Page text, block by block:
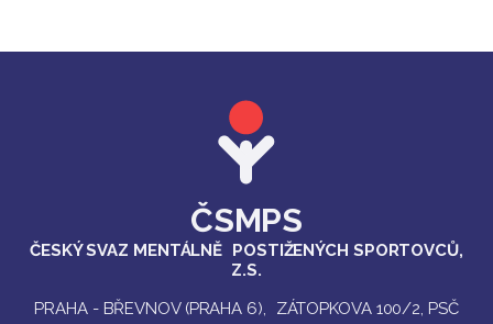
ČSMPS
ČESKÝ SVAZ MENTÁLNĚ POSTIŽENÝCH SPORTOVCŮ,
Z.S.
PRAHA - BŘEVNOV (PRAHA 6), ZÁTOPKOVA 100/2, PSČ